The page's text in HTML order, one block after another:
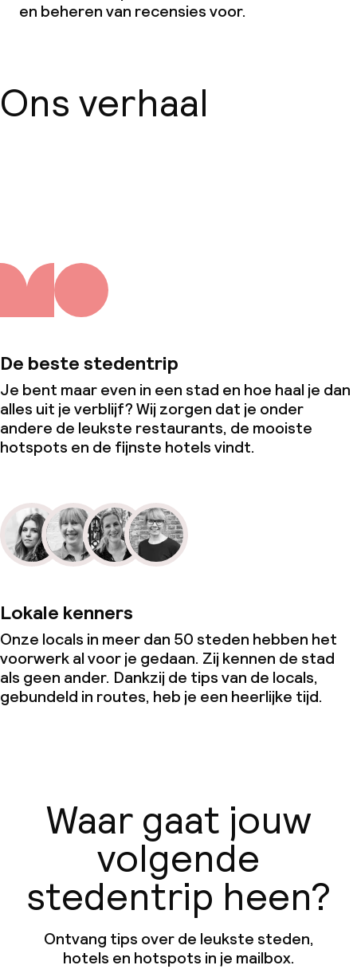
en beheren van recensies voor.
Ons verhaal
De beste stedentrip
Je bent maar even in een stad en hoe haal je dan
alles uit je verblijf? Wij zorgen dat je onder
andere de leukste restaurants, de mooiste
hotspots en de fijnste hotels vindt.
Lokale kenners
Onze locals in meer dan 50 steden hebben het
voorwerk al voor je gedaan. Zij kennen de stad
als geen ander. Dankzij de tips van de locals,
gebundeld in routes, heb je een heerlijke tijd.
Waar gaat jouw
volgende
stedentrip heen?
Ontvang tips over de leukste steden,
hotels en hotspots in je mailbox.